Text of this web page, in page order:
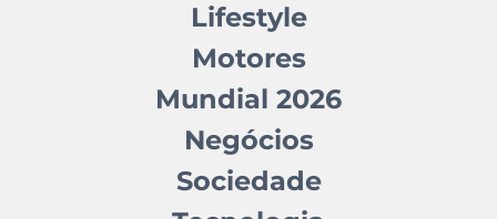
Lifestyle
Motores
Mundial 2026
Negócios
Sociedade